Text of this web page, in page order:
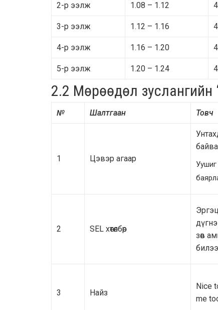
2-р ээлж 1.08 – 1.12
3-р ээлж 1.12 – 1.16
4-р ээлж 1.16 – 1.20
5-р ээлж 1.20 – 1.24
2.2 Мөрөөдөл зуслангийн
№ Шалтгаан Товч
1 Цэвэр агаар
Уушиг
2 SEL хөтөлбөр
зөв
3 Найз
Nice
me